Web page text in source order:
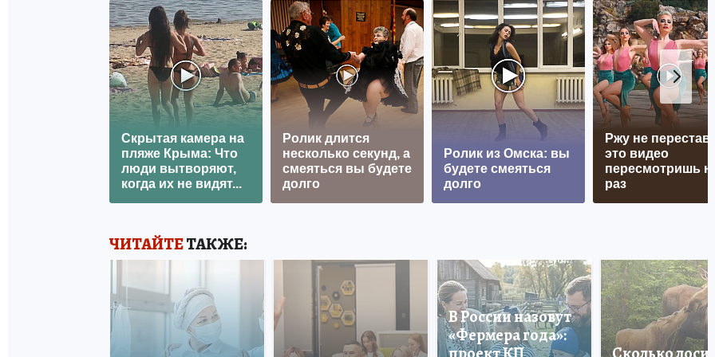
Скрытая камера на
пляже Крыма: Что
люди вытворяют,
когда их не видят...
Ролик длится
несколько секунд, а
смеяться вы будете
долго
Ролик из Омска: вы
будете смеяться
долго
Ржу не
это видео
пересмотришь не
раз
ЧИТАЙТЕТАКЖЕ:
В России назовут
«Фермера года»: